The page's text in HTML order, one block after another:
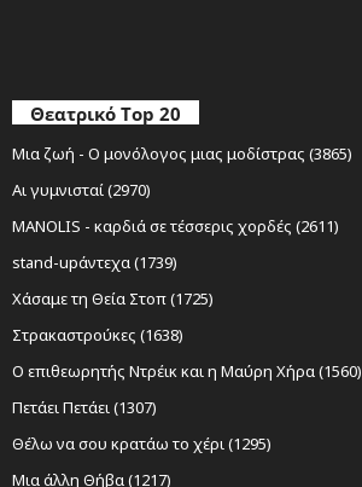
Θεατρικό Top 20
Μια ζωή - Ο μονόλογος μιας μοδίστρας (3865)
Αι γυμνισταί (2970)
MANOLIS - καρδιά σε τέσσερις χορδές (2611)
stand-upάντεχα (1739)
Χάσαμε τη Θεία Στοπ (1725)
Στρακαστρούκες (1638)
Ο επιθεωρητής Ντρέικ και η Μαύρη Χήρα (1560)
Πετάει Πετάει (1307)
Θέλω να σου κρατάω το χέρι (1295)
Μια άλλη Θήβα (1217)